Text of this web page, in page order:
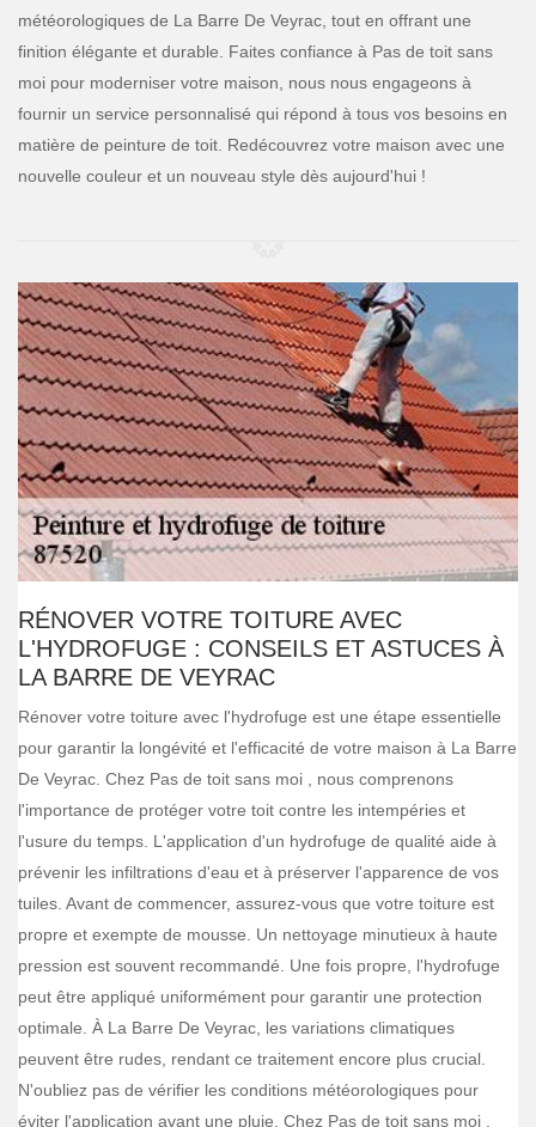
météorologiques de La Barre De Veyrac, tout en offrant une
finition élégante et durable. Faites confiance à Pas de toit sans
moi pour moderniser votre maison, nous nous engageons à
fournir un service personnalisé qui répond à tous vos besoins en
matière de peinture de toit. Redécouvrez votre maison avec une
nouvelle couleur et un nouveau style dès aujourd'hui !
RÉNOVER VOTRE TOITURE AVEC
L'HYDROFUGE : CONSEILS ET ASTUCES À
LA BARRE DE VEYRAC
Rénover votre toiture avec l'hydrofuge est une étape essentielle
pour garantir la longévité et l'efficacité de votre maison à La Barre
De Veyrac. Chez Pas de toit sans moi , nous comprenons
l'importance de protéger votre toit contre les intempéries et
l'usure du temps. L'application d'un hydrofuge de qualité aide à
prévenir les infiltrations d'eau et à préserver l'apparence de vos
tuiles. Avant de commencer, assurez-vous que votre toiture est
propre et exempte de mousse. Un nettoyage minutieux à haute
pression est souvent recommandé. Une fois propre, l'hydrofuge
peut être appliqué uniformément pour garantir une protection
optimale. À La Barre De Veyrac, les variations climatiques
peuvent être rudes, rendant ce traitement encore plus crucial.
N'oubliez pas de vérifier les conditions météorologiques pour
éviter l'application avant une pluie. Chez Pas de toit sans moi ,